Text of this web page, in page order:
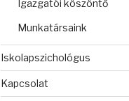
Igazgatói köszöntő
Munkatársaink
Iskolapszichológus
Kapcsolat